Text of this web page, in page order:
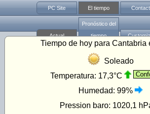
PC Site El tiempo Contact
Actual
Pronóstico del
tiempo
Tiempo de hoy para Cantabria
Soleado
Temperatura: 17,3°C
Humedad: 99%
Pression baro: 1020,1